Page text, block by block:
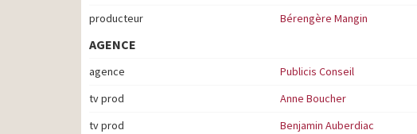
producteur
Bérengère Mangin
AGENCE
agence
Publicis Conseil
tv prod
Anne Boucher
tv prod
Benjamin Auberdiac